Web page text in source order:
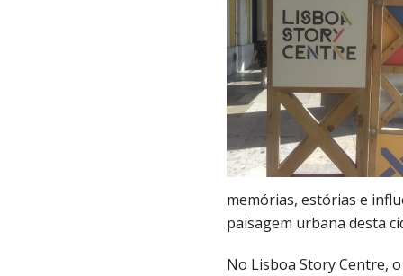
memórias, estórias e
paisagem urbana desta
No Lisboa Story Centre,